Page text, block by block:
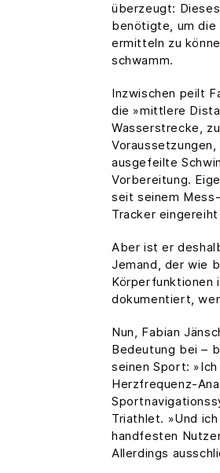
überzeugt:
benötigte, um
ermitteln zu
schwamm.
Inzwischen peilt
die »mittlere
Wasserstrecke,
ausgefeilte
Vorbereitung.
seit seinem
Tracker
Aber ist er
Jemand, der wie
Körperfunktionen
dokumentiert,
Nun, Fabian
Bedeutung bei –
seinen Sport:
Herzfrequenz-
Triathlet. »Und
handfesten
Allerdings